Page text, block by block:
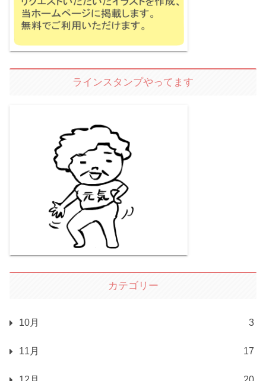
ラインスタンプやってます
カテゴリー
10月 3
11月 17